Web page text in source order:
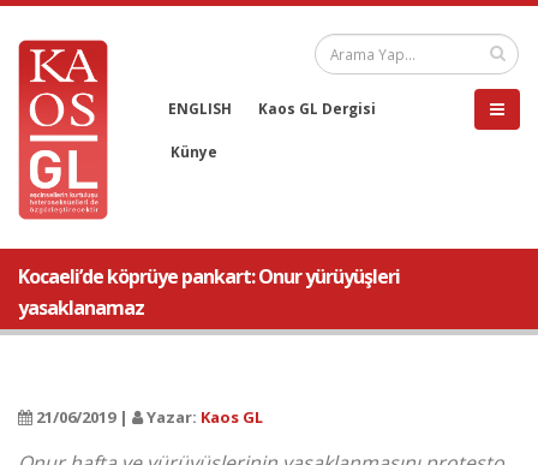
ENGLISH Kaos GL Dergisi
Künye
Kocaeli’de köprüye pankart: Onur yürüyüşleri
yasaklanamaz
21/06/2019 | Yazar: Kaos GL